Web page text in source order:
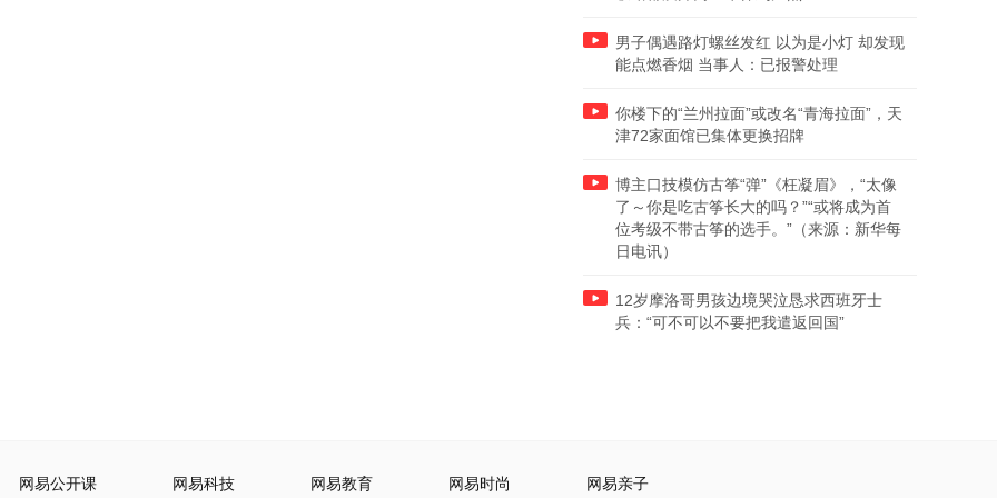
男子偶遇路灯螺丝发红 以为是小灯 却发现
能点燃香烟 当事人：已报警处理
你楼下的“兰州拉面”或改名“青海拉面”，天
津72家面馆已集体更换招牌
博主口技模仿古筝“弹”《枉凝眉》，“太像
了～你是吃古筝长大的吗？”“或将成为首
位考级不带古筝的选手。”（来源：新华每
日电讯）
12岁摩洛哥男孩边境哭泣恳求西班牙士
兵：“可不可以不要把我遣返回国”
网易公开课 网易科技 网易教育 网易时尚 网易亲子